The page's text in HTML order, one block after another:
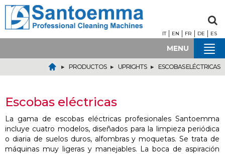
IT EN FR DE ES
MENU
▸ PRODUCTOS▸ UPRIGHTS▸ ESCOBAS ELÉCTRICAS
Escobas eléctricas
La gama de escobas eléctricas profesionales Santoemma
incluye cuatro modelos, diseñados para la limpieza periódica
o diaria de suelos duros, alfombras y moquetas. Se trata de
máquinas muy ligeras y manejables. La boca de aspiración